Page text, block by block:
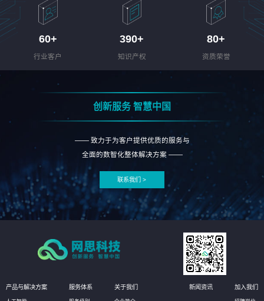
60+
行业客户
390+
知识产权
80+
资质荣誉
创新服务 智慧中国
—— 致力于为客户提供优质的服务与
全面的数智化整体解决方案 ——
联系我们 >
产品与解决方案 服务体系 关于我们 新闻资讯 加入我们